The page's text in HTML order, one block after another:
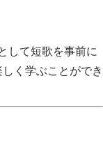
して短歌を事前に
く学ぶことができ